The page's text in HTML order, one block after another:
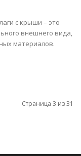
с крыши – это
внешнего вида,
материалов.
Страница 3 из 31